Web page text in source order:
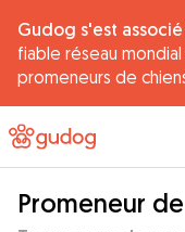
Gudog s'est associé
fiable réseau
promeneurs de
Promeneur